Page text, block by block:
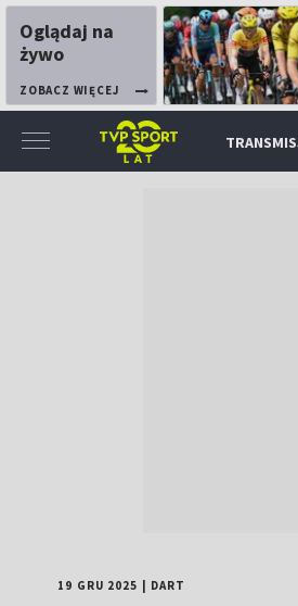
Oglądaj na
żywo
ZOBACZ WIĘCEJ
19 GRU 2025 DART